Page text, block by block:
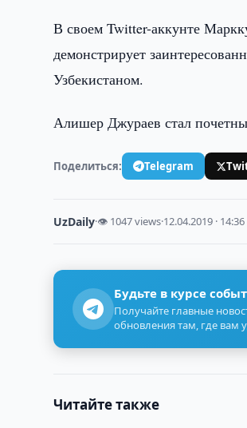
В своем Twitter-аккунте
демонстрирует
Узбекистаном.
Алишер Джураев стал
Поделиться: Telegram
UzDaily·👁 1047 views·12.04.2019 · 14:36
Будьте в курсе
Получайте главные
обновления там, где вам
Читайте также